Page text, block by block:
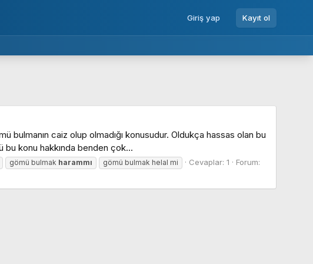
Giriş yap Kayıt ol
bulmanın caiz olup olmadığı konusudur. Oldukça hassas olan bu
konu hakkında benden çok...
gömü bulmak harammı gömü bulmak helal mi Cevaplar: 1
Forum: